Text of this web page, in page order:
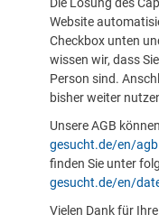
Website
Checkbox unten
wissen wir, dass
Person sind.
bisher weiter
Unsere AGB
gesucht.de/en/
finden Sie unter
gesucht.de/en/
Vielen Dank für